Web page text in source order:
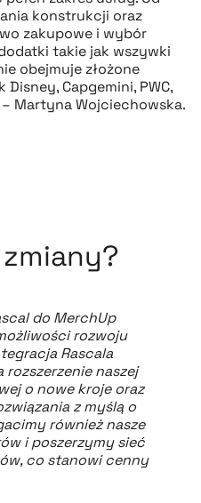
konstrukcji oraz
zakupowe i wybór
takie jak wszywki
obejmuje złożone
Capgemini, PWC,
Martyna Wojciechowska.
do MerchUp
rozwoju
Rascala
rozszerzenie naszej
o nowe kroje oraz
z myślą o
również nasze
i poszerzymy sieć
co stanowi cenny